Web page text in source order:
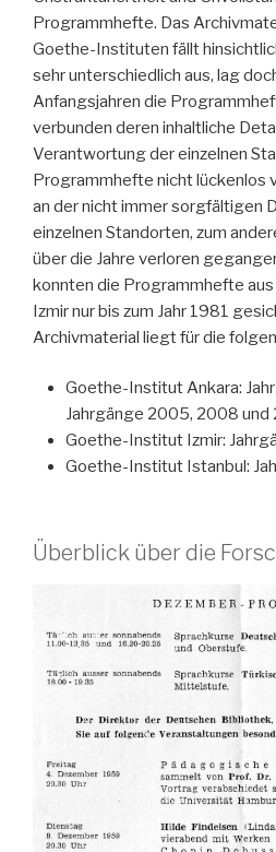
Programmhefte. Das
Goethe-Instituten fällt
sehr unterschiedlich aus, lag
Anfangsjahren die
verbunden deren inhaltliche
Verantwortung der einzelnen
Programmhefte nicht lückenlos
an der nicht immer sorgfältigen
einzelnen Standorten, zum
über die Jahre verloren
konnten die Programmhefte
Izmir nur bis zum Jahr 1981
Archivmaterial liegt für die
Goethe-Institut Ankara:
Jahrgänge 2005, 2008 und
Goethe-Institut Izmir:
Goethe-Institut Istanbul:
Überblick über die